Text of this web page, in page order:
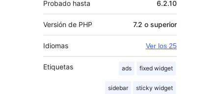
Probado hasta 6.2.10
Versión de PHP 7.2 o superior
Idiomas Ver los 25
Etiquetas ads fixed widget
sidebar sticky widget